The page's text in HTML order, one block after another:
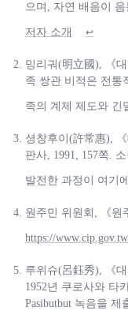
으며, 자연 배음이
저자 소개 ↩
밍리궈(明立國), 《
족 쌍관 비적은 전통
족의 계제 제도와 긴
셩창후이(許常惠),
판사, 1991, 157쪽.
발전한 과정이 여기
원주민 위원회, 《원
https://
루위슈(呂鈺秀), 《
1952년 쿠로사와 타
Pasibutbut 녹음을